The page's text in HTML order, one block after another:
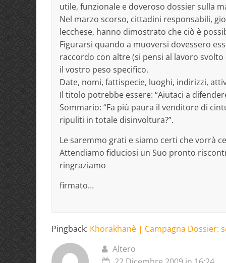
utile, funzionale e doveroso dossier sulla
Nel marzo scorso, cittadini responsabili,
lecchese, hanno dimostrato che ciò è
Figurarsi quando a muoversi dovessero
raccordo con altre (si pensi al lavoro
il vostro peso specifico.
Date, nomi, fattispecie, luoghi, indirizzi,
Il titolo potrebbe essere: “Aiutaci a
Sommario: “Fa più paura il venditore di
ripuliti in totale disinvoltura?”.
Le saremmo grati e siamo certi che vorrà
Attendiamo fiduciosi un Suo pronto
ringraziamo
firmato…
Pingback: Khorakhanè | Campagna Dossier:
Altero